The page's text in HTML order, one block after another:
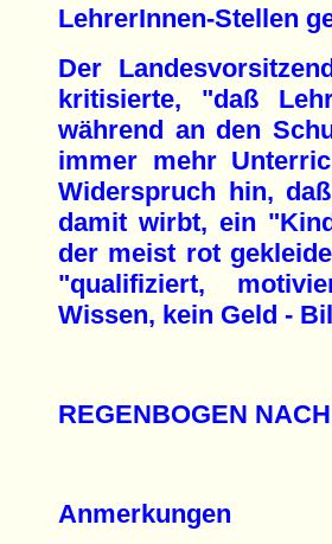
LehrerInnen-Stellen
Der
kritisierte, "daß
während an den
immer mehr
Widerspruch hin,
damit wirbt, ein
der meist rot
"qualifiziert,
Wissen, kein Geld -
REGENBOGEN
Anmerkungen